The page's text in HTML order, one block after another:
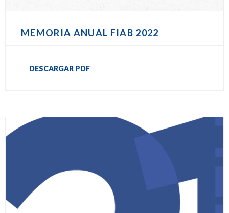
MEMORIA ANUAL FIAB 2022
DESCARGAR PDF